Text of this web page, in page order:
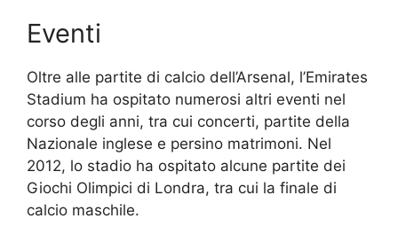
Eventi
Oltre alle partite di calcio dell’Arsenal, l’Emirates
Stadium ha ospitato numerosi altri eventi nel
corso degli anni, tra cui concerti, partite della
Nazionale inglese e persino matrimoni. Nel
2012, lo stadio ha ospitato alcune partite dei
Giochi Olimpici di Londra, tra cui la finale di
calcio maschile.